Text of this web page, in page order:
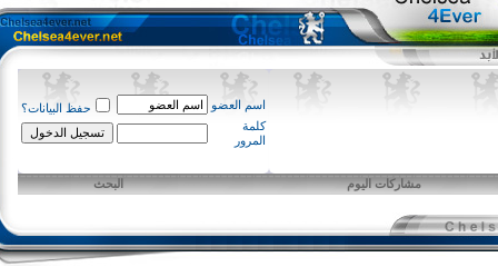
اسم العضو
حفظ البيانات؟
كلمة
المرور
مشاركات اليوم البحث